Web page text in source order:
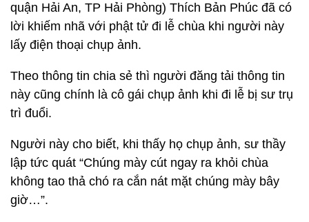
quận Hải An, TP Hải Phòng) Thích Bản Phúc đã có
lời khiếm nhã với phật tử đi lễ chùa khi người này
lấy điện thoại chụp ảnh.
Theo thông tin chia sẻ thì người đăng tải thông tin
này cũng chính là cô gái chụp ảnh khi đi lễ bị sư trụ
trì đuổi.
Người này cho biết, khi thấy họ chụp ảnh, sư thầy
lập tức quát “Chúng mày cút ngay ra khỏi chùa
không tao thả chó ra cắn nát mặt chúng mày bây
giờ…”.